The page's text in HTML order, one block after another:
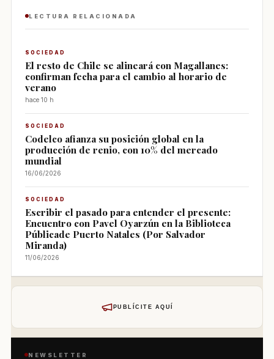
LECTURA RELACIONADA
SOCIEDAD
El resto de Chile se alineará con Magallanes:
confirman fecha para el cambio al horario de
verano
hace 10 h
SOCIEDAD
Codelco afianza su posición global en la
producción de renio, con 10% del mercado
mundial
16/06/2026
SOCIEDAD
Escribir el pasado para entender el presente:
Encuentro con Pavel Oyarzún en la Biblioteca
Públicade Puerto Natales (Por Salvador
Miranda)
11/06/2026
PUBLÍCITE AQUÍ
NEWSLETTER